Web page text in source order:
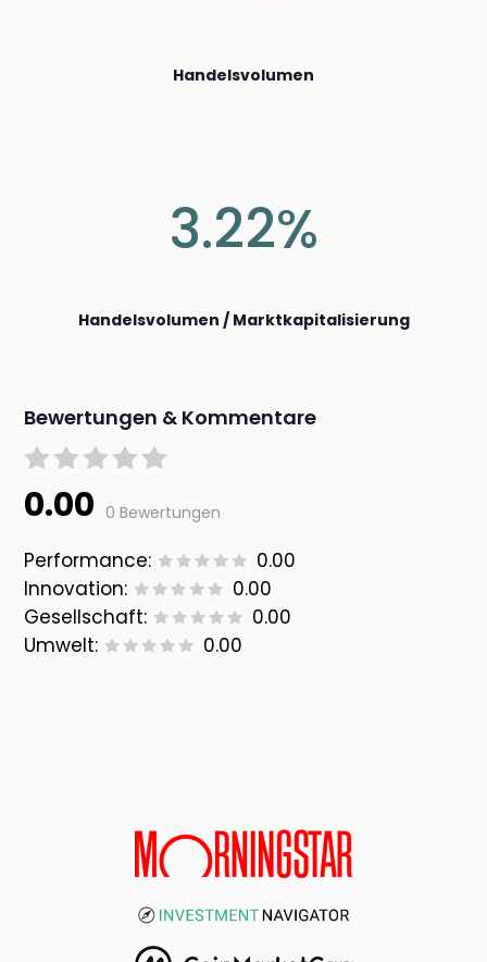
Handelsvolumen
3.22%
Handelsvolumen / Marktkapitalisierung
Bewertungen & Kommentare
0.00 0 Bewertungen
Performance:
0.00
Innovation:
0.00
Gesellschaft:
0.00
Umwelt:
0.00